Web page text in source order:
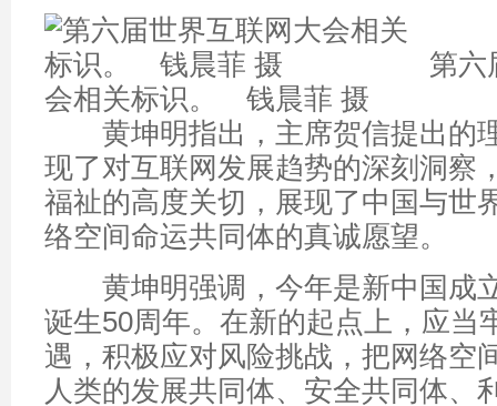
第六
会相关标识。 钱晨菲 摄
黄坤明指出，主席贺信提出的
现了对互联网发展趋势的深刻洞察
福祉的高度关切，展现了中国与世
络空间命运共同体的真诚愿望。
黄坤明强调，今年是新中国成
诞生50周年。在新的起点上，应当
遇，积极应对风险挑战，把网络空
人类的发展共同体、安全共同体、